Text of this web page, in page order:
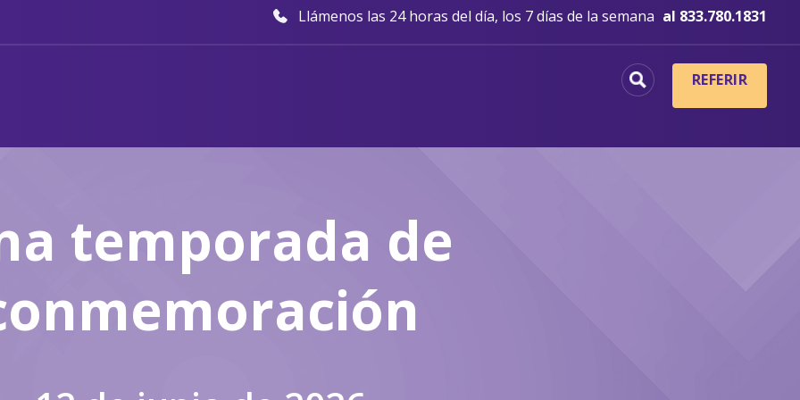
Llámenos las 24 horas del día, los 7 días de la semana al 833.780.1831
REFERIR
temporada de